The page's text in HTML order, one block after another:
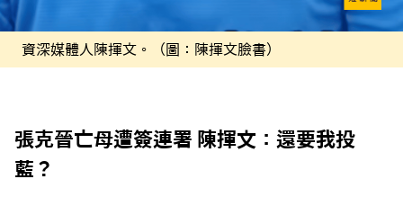
資深媒體人陳揮文。（圖：陳揮文臉書）
張克晉亡母遭簽連署 陳揮文：還要我投
藍？